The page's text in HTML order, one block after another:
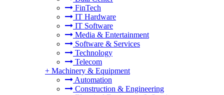
FinTech
IT Hardware
IT Software
Media & Entertainment
Software & Services
Technology
Telecom
+ Machinery & Equipment
Automation
Construction & Engineering